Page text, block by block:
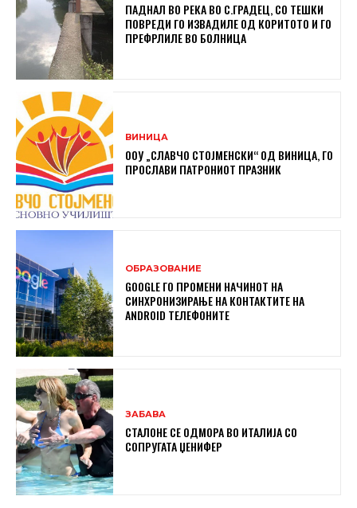
ПАДНАЛ ВО РЕКА ВО С.ГРАДЕЦ, СО ТЕШКИ
ПОВРЕДИ ГО ИЗВАДИЛЕ ОД КОРИТОТО И ГО
ПРЕФРЛИЛЕ ВО БОЛНИЦА
ВИНИЦА
ООУ „СЛАВЧО СТОЈМЕНСКИ“ ОД ВИНИЦА, ГО
ПРОСЛАВИ ПАТРОНИОТ ПРАЗНИК
ОБРАЗОВАНИЕ
GOOGLE ГО ПРОМЕНИ НАЧИНОТ НА
СИНХРОНИЗИРАЊЕ НА КОНТАКТИТЕ НА
ANDROID ТЕЛЕФОНИТЕ
ЗАБАВА
СТАЛОНЕ СЕ ОДМОРА ВО ИТАЛИЈА СО
СОПРУГАТА ЏЕНИФЕР